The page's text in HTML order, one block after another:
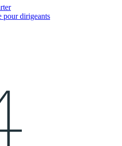
pour dirigeants